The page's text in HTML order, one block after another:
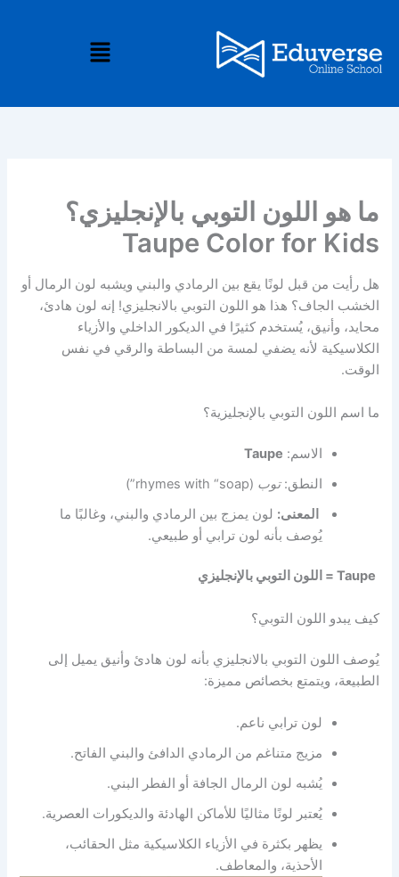
المحتوى
القائمة
ما هو اللون التوبي بالإنجليزي؟
Taupe Color for Kids
هل رأيت من قبل لونًا يقع بين الرمادي والبني ويشبه لون الرمال أو
الخشب الجاف؟ هذا هو اللون التوبي بالانجليزي! إنه لون هادئ،
محايد، وأنيق، يُستخدم كثيرًا في الديكور الداخلي والأزياء
الكلاسيكية لأنه يضفي لمسة من البساطة والرقي في نفس
الوقت.
ما اسم اللون التوبي بالإنجليزية؟
الاسم: Taupe
النطق:توب (rhymes with “soap”)
المعنى: لون يمزج بين الرمادي والبني، وغالبًا ما
يُوصف بأنه لون ترابي أو طبيعي.
Taupe = اللون التوبي بالإنجليزي
كيف يبدو اللون التوبي؟
يُوصف اللون التوبي بالانجليزي بأنه لون هادئ وأنيق يميل إلى
الطبيعة، ويتمتع بخصائص مميزة:
لون ترابي ناعم.
مزيج متناغم من الرمادي الدافئ والبني الفاتح.
يُشبه لون الرمال الجافة أو الفطر البني.
يُعتبر لونًا مثاليًا للأماكن الهادئة والديكورات العصرية.
يظهر بكثرة في الأزياء الكلاسيكية مثل الحقائب،
الأحذية، والمعاطف.